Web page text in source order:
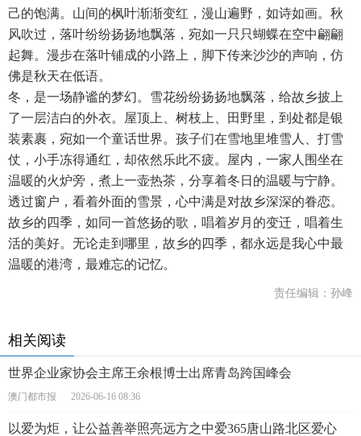
己的饱满。山间的枫叶渐渐变红，漫山遍野，如诗如画。秋
风吹过，落叶纷纷扬扬地飘落，宛如一只只蝴蝶在空中翩翩
起舞。漫步在落叶铺成的小路上，脚下传来沙沙的声响，仿
佛是秋天在低语。​
冬，是一场静谧的梦幻。雪花纷纷扬扬地飘落，给故乡披上
了一层洁白的外衣。屋顶上、树枝上、田野里，到处都是银
装素裹，宛如一个童话世界。孩子们在雪地里堆雪人、打雪
仗，小手冻得通红，却依然乐此不疲。屋内，一家人围坐在
温暖的火炉旁，煮上一壶热茶，分享着冬日的温暖与宁静。
透过窗户，看着外面的雪景，心中满是对故乡深深的眷恋。​
故乡的四季，如同一首悠扬的歌，唱着岁月的变迁，唱着生
活的美好。无论走到哪里，故乡的四季，都永远是我心中最
温暖的港湾，最难忘的记忆。​
责任编辑：孙峰
相关阅读
世界企业家协会主席王余根博士出席青岛跨国峰会
澳门都市报 2026-06-16 08:36
以爱为炬，让公益善举照亮远方之中爱365唐山路北区爱心